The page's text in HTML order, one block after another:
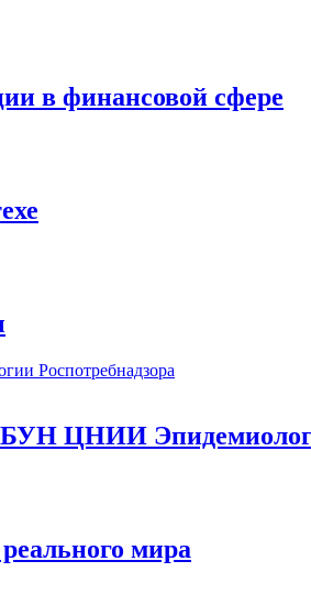
в финансовой сфере
ЦНИИ
мира